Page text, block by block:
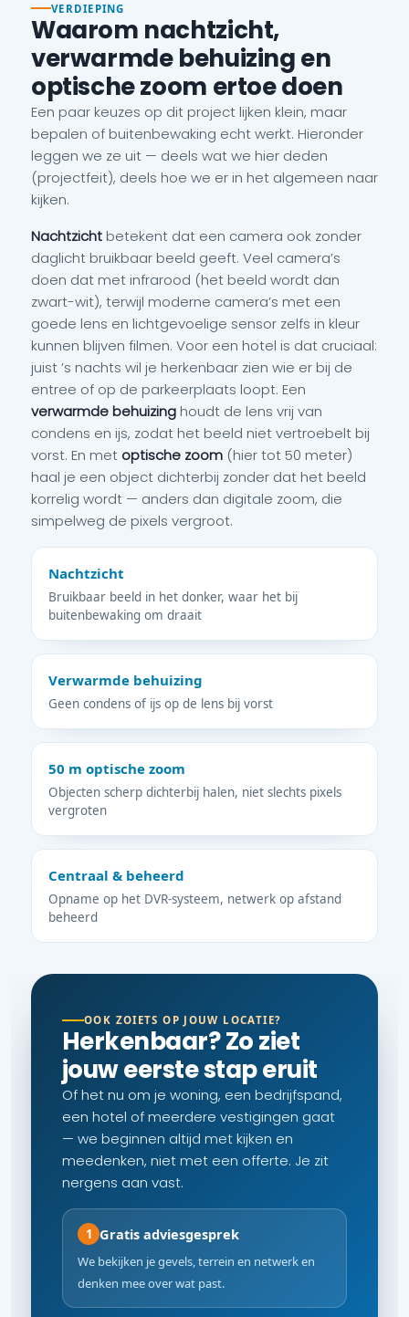
VERDIEPING
Waarom nachtzicht,
verwarmde behuizing en
optische zoom ertoe doen
Een paar keuzes op dit project lijken klein, maar
bepalen of buitenbewaking echt werkt. Hieronder
leggen we ze uit — deels wat we hier deden
(projectfeit), deels hoe we er in het algemeen naar
kijken.
Nachtzicht betekent dat een camera ook zonder
daglicht bruikbaar beeld geeft. Veel camera’s
doen dat met infrarood (het beeld wordt dan
zwart-wit), terwijl moderne camera’s met een
goede lens en lichtgevoelige sensor zelfs in kleur
kunnen blijven filmen. Voor een hotel is dat cruciaal:
juist ’s nachts wil je herkenbaar zien wie er bij de
entree of op de parkeerplaats loopt. Een
verwarmde behuizing houdt de lens vrij van
condens en ijs, zodat het beeld niet vertroebelt bij
vorst. En met optische zoom (hier tot 50 meter)
haal je een object dichterbij zonder dat het beeld
korrelig wordt — anders dan digitale zoom, die
simpelweg de pixels vergroot.
Nachtzicht
Bruikbaar beeld in het donker, waar het bij
buitenbewaking om draait
Verwarmde behuizing
Geen condens of ijs op de lens bij vorst
50 m optische zoom
Objecten scherp dichterbij halen, niet slechts pixels
vergroten
Centraal & beheerd
Opname op het DVR-systeem, netwerk op afstand
beheerd
OOK ZOIETS OP JOUW LOCATIE?
Herkenbaar? Zo ziet
jouw eerste stap eruit
Of het nu om je woning, een bedrijfspand,
een hotel of meerdere vestigingen gaat
— we beginnen altijd met kijken en
meedenken, niet met een offerte. Je zit
nergens aan vast.
1 Gratis adviesgesprek
We bekijken je gevels, terrein en netwerk en
denken mee over wat past.